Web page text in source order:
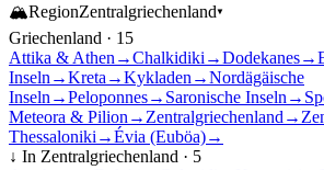
🏔RegionZentralgriechenland▾
Griechenland · 15
Attika & Athen →Chalkidiki →Dodekanes→
Inseln →Kreta →Kykladen →Nordägäische
Inseln →Peloponnes→ Saronische Inseln →
Meteora & Pilion → Zentralgriechenland →
Thessaloniki →Évia (Euböa)→
↓ In Zentralgriechenland · 5